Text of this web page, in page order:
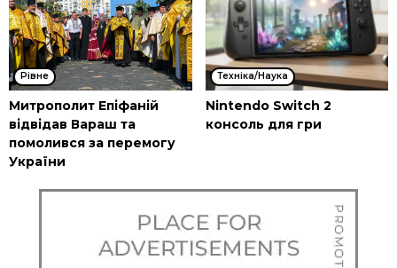
Рівне
Митрополит Епіфаній
відвідав Вараш та
помолився за перемогу
України
Техніка/Наука
Nintendo Switch 2
консоль для гри